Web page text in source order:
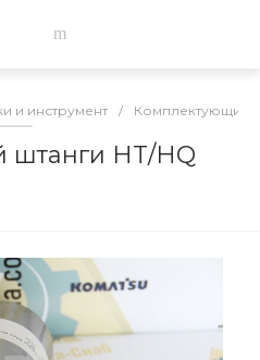
и инструмент / Комплектующие
штанги HT/HQ